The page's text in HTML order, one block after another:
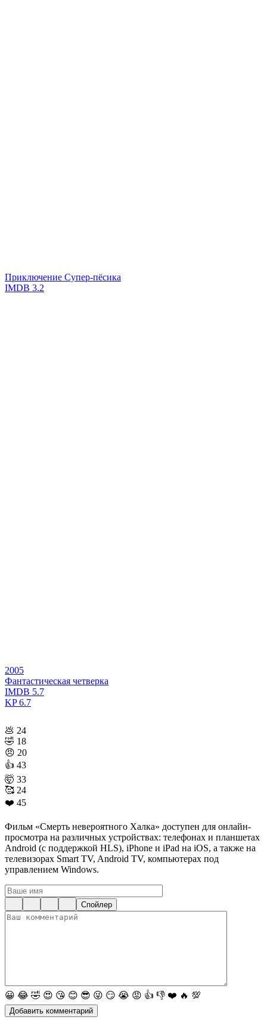
Приключение Супер-пёсика
IMDB 3.2
2005
Фантастическая четверка
IMDB 5.7
KP6.7
💩 24
🤣 18
😠 20
👍 43
🤯 33
🥰 24
❤️ 45
Фильм «Смерть невероятного Халка» доступен для онлайн-
просмотра на различных устройствах: телефонах и планшетах
Android (с поддержкой HLS), iPhone и iPad на iOS, а также на
телевизорах Smart TV, Android TV, компьютерах под
управлением Windows.
Спойлер
😀 😂 🤣 😍 😘 😊 😎 😜 😏 😭 😡 👍 👎 ❤️ 🔥 💯